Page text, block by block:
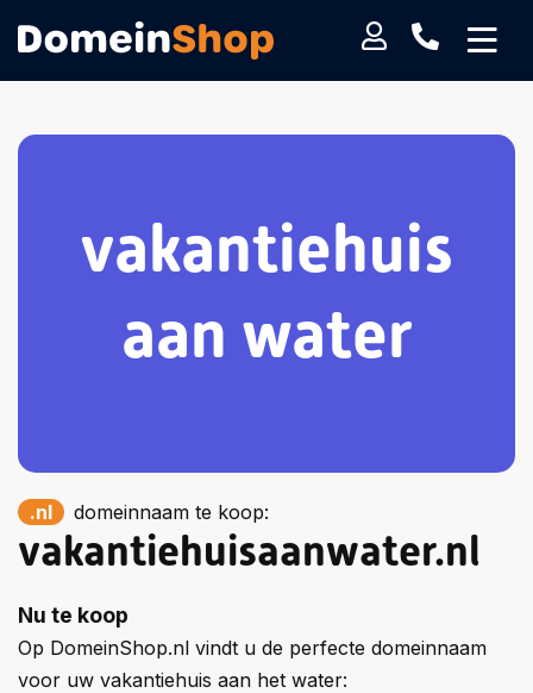
vakantiehuis
aan water
.nl domeinnaam te koop:
vakantiehuisaanwater.nl
Nu te koop
Op DomeinShop.nl vindt u de perfecte domeinnaam
voor uw vakantiehuis aan het water: